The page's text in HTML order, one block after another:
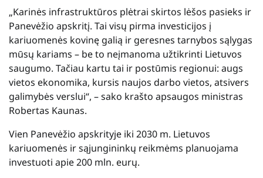
„Karinės infrastruktūros plėtrai skirtos lėšos pasieks ir
Panevėžio apskritį. Tai visų pirma investicijos į
kariuomenės kovinę galią ir geresnes tarnybos sąlygas
mūsų kariams – be to neįmanoma užtikrinti Lietuvos
saugumo. Tačiau kartu tai ir postūmis regionui: augs
vietos ekonomika, kursis naujos darbo vietos, atsivers
galimybės verslui“, – sako krašto apsaugos ministras
Robertas Kaunas.
Vien Panevėžio apskrityje iki 2030 m. Lietuvos
kariuomenės ir sąjungininkų reikmėms planuojama
investuoti apie 200 mln. eurų.